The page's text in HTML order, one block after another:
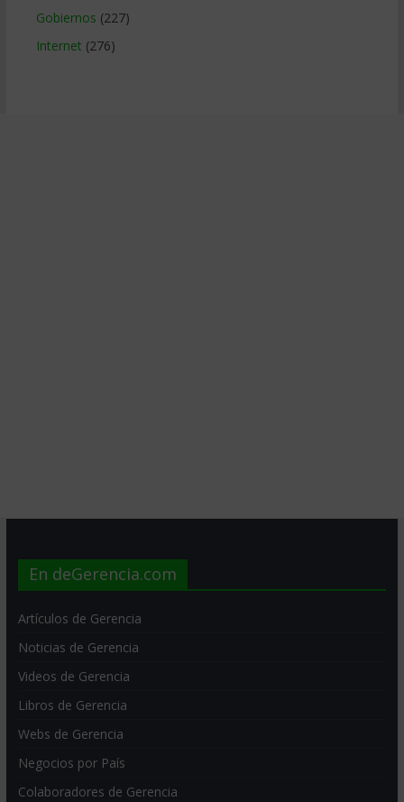
Gobiernos (227)
Internet (276)
En deGerencia.com
Artículos de Gerencia
Noticias de Gerencia
Videos de Gerencia
Libros de Gerencia
Webs de Gerencia
Negocios por País
Colaboradores de Gerencia